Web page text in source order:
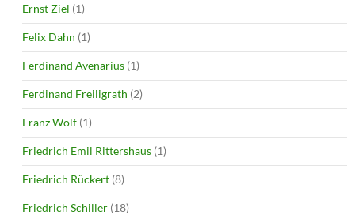
Ernst Ziel (1)
Felix Dahn (1)
Ferdinand Avenarius (1)
Ferdinand Freiligrath (2)
Franz Wolf (1)
Friedrich Emil Rittershaus (1)
Friedrich Rückert (8)
Friedrich Schiller (18)